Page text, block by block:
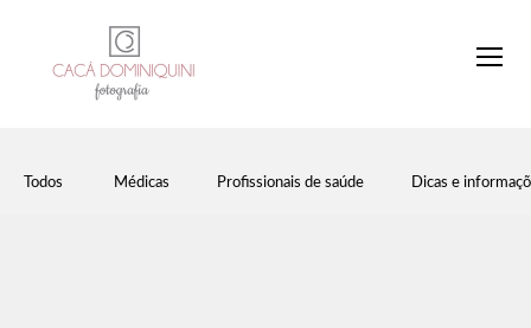
Todos Médicas Profissionais de saúde Dicas e